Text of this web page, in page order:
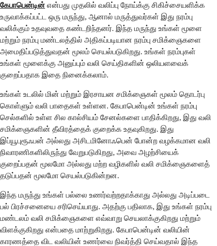
கேபாபென்டின் என்பது முதலில் வலிப்பு நோய்க்கு சிகிச்சையளிக்க
உருவாக்கப்பட்ட ஒரு மருந்து, ஆனால் மருத்துவர்கள் இது நரம்பு
வலிக்கும் உதவுவதை கண்டறிந்தனர். இந்த மருந்து உங்கள் மூளை
மற்றும் நரம்பு மண்டலத்தில் அதிகப்படியான நரம்பு சமிக்ஞைகளை
அமைதிப்படுத்துவதன் மூலம் செயல்படுகிறது. உங்கள் நரம்புகள்
உங்கள் மூளைக்கு அனுப்பும் வலி செய்திகளின் ஒலியளவைக்
குறைப்பதாக இதை நினைக்கலாம்.
உங்கள் உடலில் மின் மற்றும் இரசாயன சமிக்ஞைகள் மூலம் தொடர்பு
கொள்ளும் வலி பாதைகள் உள்ளன. கேபாபென்டின் உங்கள் நரம்பு
செல்களில் உள்ள சில கால்சியம் சேனல்களை பாதிக்கிறது, இது வலி
சமிக்ஞைகளின் தீவிரத்தைக் குறைக்க உதவுகிறது. இது
இப்யூபுரூஃபன் அல்லது அசிடமினோஃபென் போன்ற வழக்கமான வலி
நிவாரணிகளிலிருந்து வேறுபடுகிறது, அவை அழற்சியைக்
குறைப்பதன் மூலமோ அல்லது மற்ற வழிகளில் வலி சமிக்ஞைகளைத்
தடுப்பதன் மூலமோ செயல்படுகின்றன.
இந்த மருந்து உங்கள் பல்லை உணர்வற்றதாக்காது அல்லது அடிப்படை
பல் பிரச்சனையை சரிசெய்யாது. அதற்கு பதிலாக, இது உங்கள் நரம்பு
மண்டலம் வலி சமிக்ஞைகளை எவ்வாறு செயலாக்குகிறது மற்றும்
விளக்குகிறது என்பதை மாற்றுகிறது. கேபாபென்டின் வலியின்
காரணத்தை விட வலியின் உணர்வை நிவர்த்தி செய்வதால் இந்த